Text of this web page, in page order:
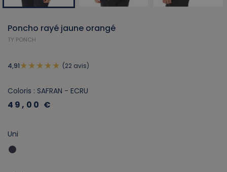
Poncho rayé jaune orangé
TY PONCH
4,91 (22 avis)
Coloris : SAFRAN - ECRU
49,00 €
Uni